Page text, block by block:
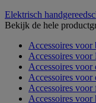
Elektrisch
Bekijk de hele
Accessoires voor
Accessoires voor
Accessoires voor
Accessoires voor
Accessoires voor
Accessoires voor